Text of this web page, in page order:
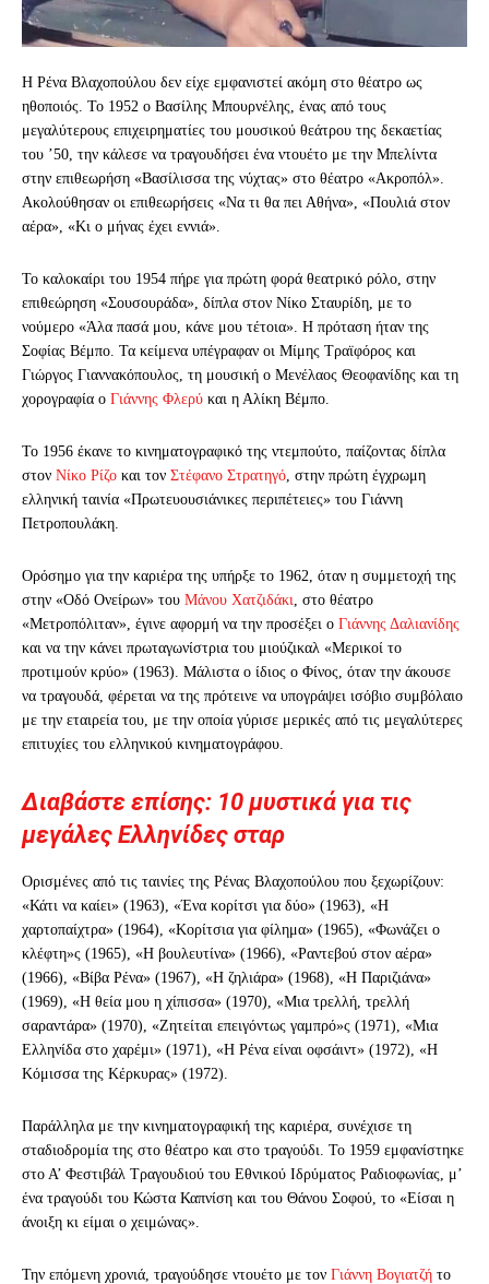
Η Ρένα Βλαχοπούλου δεν είχε εμφανιστεί ακόμη στο θέατρο ως
ηθοποιός. Το 1952 ο Βασίλης Μπουρνέλης, ένας από τους
μεγαλύτερους επιχειρηματίες του μουσικού θεάτρου της δεκαετίας
του ’50, την κάλεσε να τραγουδήσει ένα ντουέτο με την Μπελίντα
στην επιθεωρήση «Βασίλισσα της νύχτας» στο θέατρο «Ακροπόλ».
Ακολούθησαν οι επιθεωρήσεις «Να τι θα πει Αθήνα», «Πουλιά στον
αέρα», «Κι ο μήνας έχει εννιά».
Το καλοκαίρι του 1954 πήρε για πρώτη φορά θεατρικό ρόλο, στην
επιθεώρηση «Σουσουράδα», δίπλα στον Νίκο Σταυρίδη, με το
νούμερο «Άλα πασά μου, κάνε μου τέτοια». Η πρόταση ήταν της
Σοφίας Βέμπο. Τα κείμενα υπέγραφαν οι Μίμης Τραϊφόρος και
Γιώργος Γιαννακόπουλος, τη μουσική ο Μενέλαος Θεοφανίδης και τη
χορογραφία ο Γιάννης Φλερύ και η Αλίκη Βέμπο.
Το 1956 έκανε το κινηματογραφικό της ντεμπούτο, παίζοντας δίπλα
στον Νίκο Ρίζο και τον Στέφανο Στρατηγό , στην πρώτη έγχρωμη
ελληνική ταινία «Πρωτευουσιάνικες περιπέτειες» του Γιάννη
Πετροπουλάκη.
Ορόσημο για την καριέρα της υπήρξε το 1962, όταν η συμμετοχή της
στην «Οδό Ονείρων» του Μάνου Χατζιδάκι , στο θέατρο
«Μετροπόλιταν», έγινε αφορμή να την προσέξει ο Γιάννης Δαλιανίδης
και να την κάνει πρωταγωνίστρια του μιούζικαλ «Μερικοί το
προτιμούν κρύο» (1963). Μάλιστα ο ίδιος ο Φίνος, όταν την άκουσε
να τραγουδά, φέρεται να της πρότεινε να υπογράψει ισόβιο συμβόλαιο
με την εταιρεία του, με την οποία γύρισε μερικές από τις μεγαλύτερες
επιτυχίες του ελληνικού κινηματογράφου.
Διαβάστε επίσης: 10 μυστικά για τις
μεγάλες Ελληνίδες σταρ
Ορισμένες από τις ταινίες της Ρένας Βλαχοπούλου που ξεχωρίζουν:
«Κάτι να καίει» (1963), «Ένα κορίτσι για δύο» (1963), «Η
χαρτοπαίχτρα» (1964), «Κορίτσια για φίλημα» (1965), «Φωνάζει ο
κλέφτη»ς (1965), «Η βουλευτίνα» (1966), «Ραντεβού στον αέρα»
(1966), «Βίβα Ρένα» (1967), «Η ζηλιάρα» (1968), «Η Παριζιάνα»
(1969), «Η θεία μου η χίπισσα» (1970), «Μια τρελλή, τρελλή
σαραντάρα» (1970), «Ζητείται επειγόντως γαμπρό»ς (1971), «Μια
Ελληνίδα στο χαρέμι» (1971), «Η Ρένα είναι οφσάιντ» (1972), «Η
Κόμισσα της Κέρκυρας» (1972).
Παράλληλα με την κινηματογραφική της καριέρα, συνέχισε τη
σταδιοδρομία της στο θέατρο και στο τραγούδι. Το 1959 εμφανίστηκε
στο Α’ Φεστιβάλ Τραγουδιού του Εθνικού Ιδρύματος Ραδιοφωνίας, μ’
ένα τραγούδι του Κώστα Καπνίση και του Θάνου Σοφού, το «Είσαι η
άνοιξη κι είμαι ο χειμώνας».
Την επόμενη χρονιά, τραγούδησε ντουέτο με τον Γιάννη Βογιατζή το